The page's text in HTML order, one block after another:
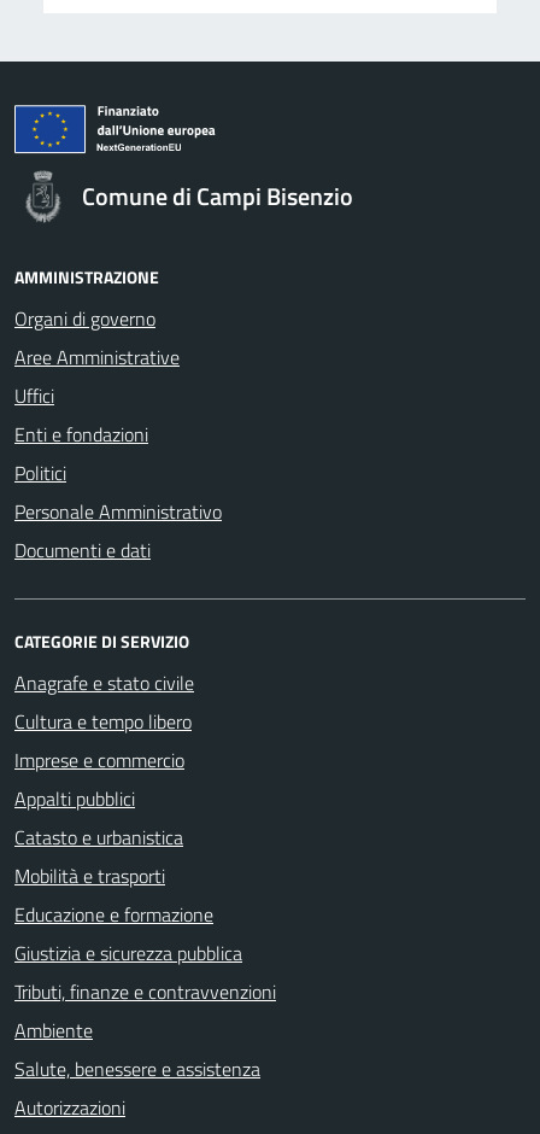
Comune di Campi Bisenzio
AMMINISTRAZIONE
Organi di governo
Aree Amministrative
Uffici
Enti e fondazioni
Politici
Personale Amministrativo
Documenti e dati
CATEGORIE DI SERVIZIO
Anagrafe e stato civile
Cultura e tempo libero
Imprese e commercio
Appalti pubblici
Catasto e urbanistica
Mobilità e trasporti
Educazione e formazione
Giustizia e sicurezza pubblica
Tributi, finanze e contravvenzioni
Ambiente
Salute, benessere e assistenza
Autorizzazioni